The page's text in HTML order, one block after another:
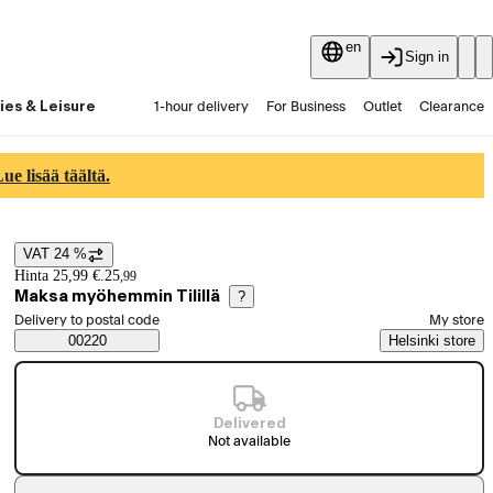
en
Sign in
& Leisure 1-hour delivery For Business Outlet Clearance
lisää täältä.
Price details
VAT 24 %
Hinta 25,99 €. 25,99
Maksa myöhemmin Tilillä ?
Saatavuustiedot
Select order method
Delivery to postal code
00220
My store
Helsinki store
Delivered
Not available